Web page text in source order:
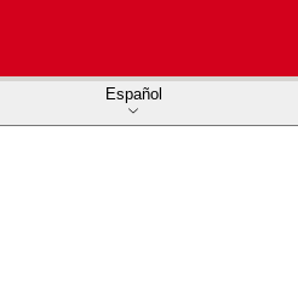
Español